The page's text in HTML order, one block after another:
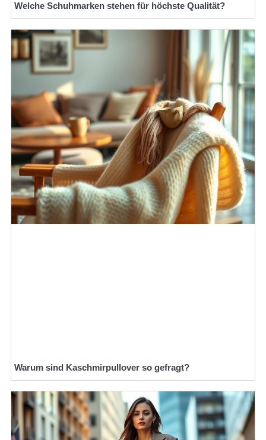
Welche Schuhmarken stehen für höchste Qualität?
Warum sind Kaschmirpullover so gefragt?